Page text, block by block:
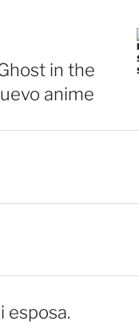
in the
anime
esposa.